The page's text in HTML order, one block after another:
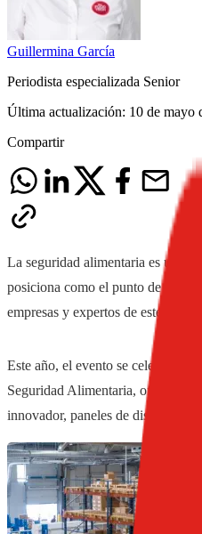
Guillermina García
Periodista especializada Senior
Última actualización: 10 de mayo
Compartir
La seguridad alimentaria es una
posiciona como el punto de
empresas y expertos de este sector.
Este año, el evento se celebrará
Seguridad Alimentaria,
innovador, paneles de discusión